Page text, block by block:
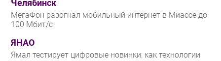
Челябинск
МегаФон разогнал мобильный интернет в Миассе до
100 Мбит/с
ЯНАО
Ямал тестирует цифровые новинки: как технологии